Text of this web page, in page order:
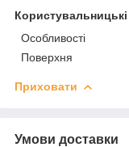
Особливості
Поверхня
Приховати
Умови доставки